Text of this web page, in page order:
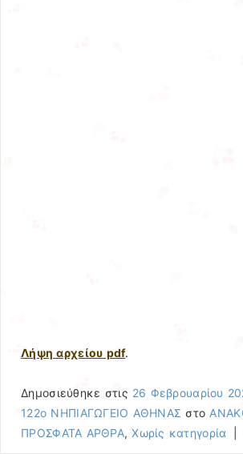
Λήψη αρχείου pdf.
Δημοσιεύθηκε στις 26 Φεβρουαρίου
122ο ΝΗΠΙΑΓΩΓΕΙΟ ΑΘΗΝΑΣ στο
ΠΡΟΣΦΑΤΑ ΑΡΘΡΑ,Χωρίς κατηγορία